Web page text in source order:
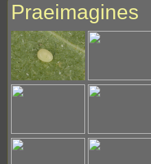
Praeimagines